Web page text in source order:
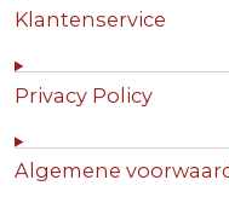
Klantenservice
Privacy Policy
Algemene